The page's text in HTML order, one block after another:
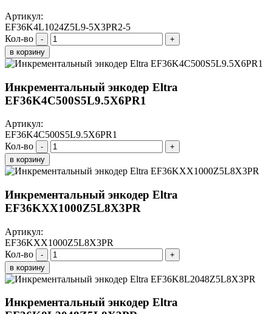
Артикул:
EF36K4L1024Z5L9-5X3PR2-5
Кол-во
-
+
в корзину
Инкрементальный энкодер Eltra
EF36K4C500S5L9.5X6PR1
Артикул:
EF36K4C500S5L9.5X6PR1
Кол-во
-
+
в корзину
Инкрементальный энкодер Eltra
EF36KXX1000Z5L8X3PR
Артикул:
EF36KXX1000Z5L8X3PR
Кол-во
-
+
в корзину
Инкрементальный энкодер Eltra